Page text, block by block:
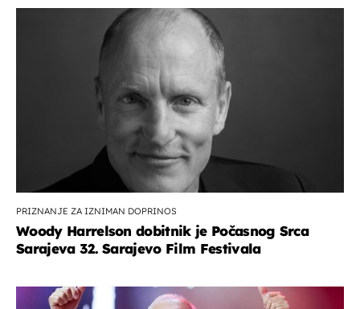
PRIZNANJE ZA IZNIMAN DOPRINOS
Woody Harrelson dobitnik je Počasnog Srca
Sarajeva 32. Sarajevo Film Festivala